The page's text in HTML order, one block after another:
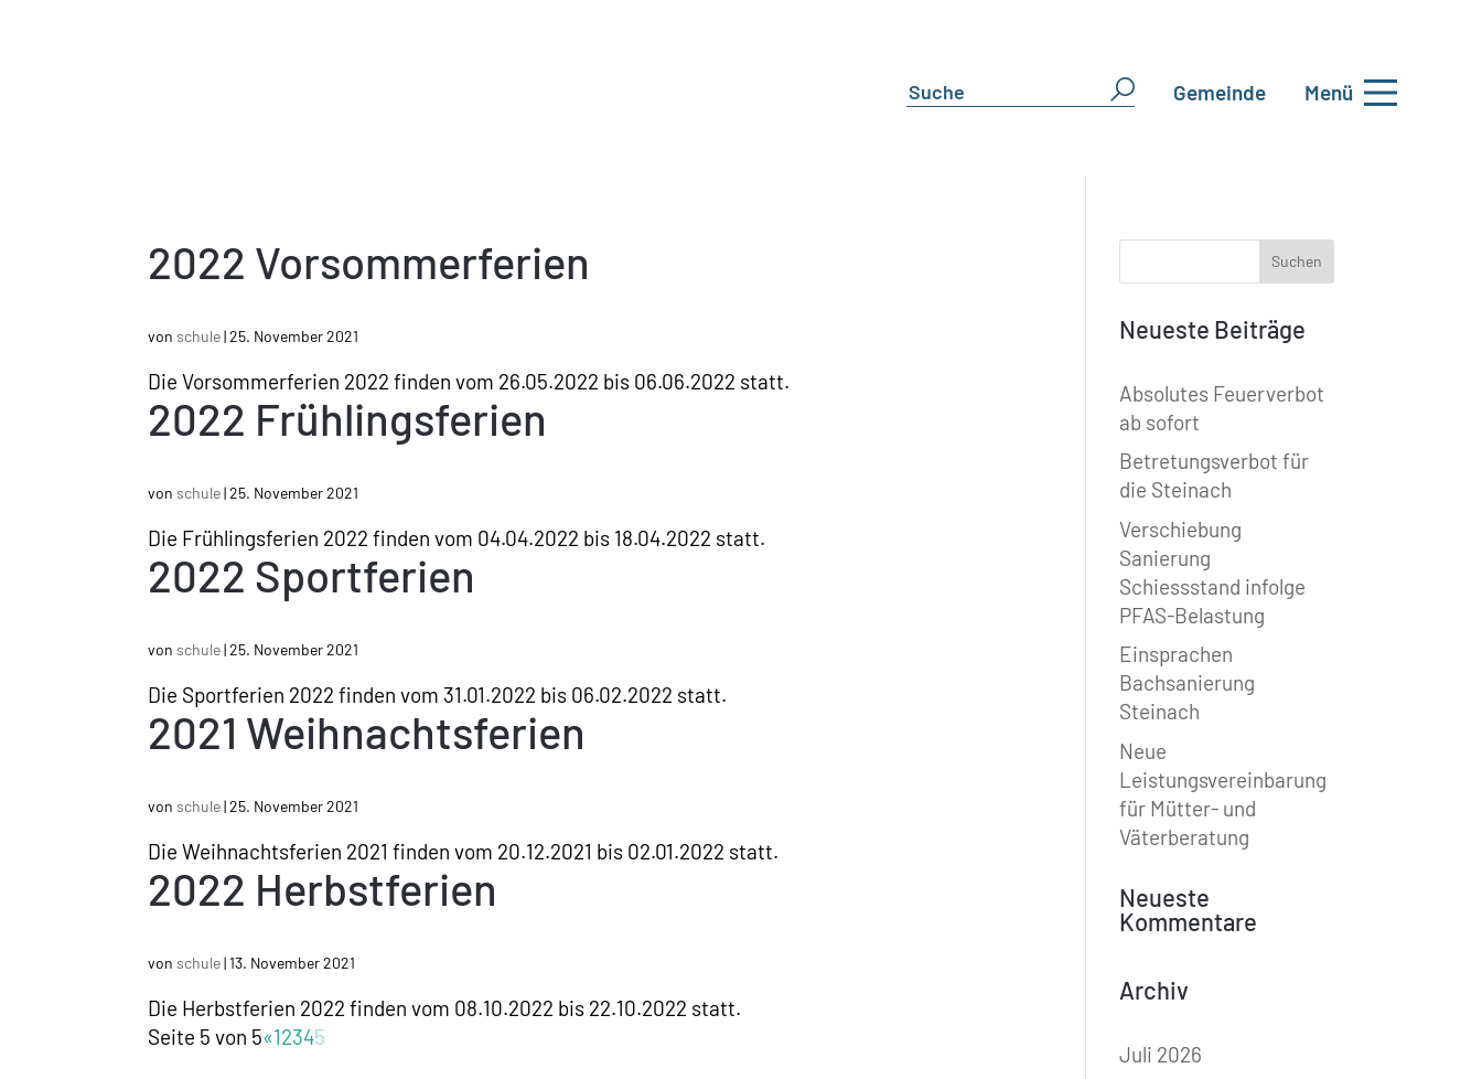
Gemeinde Menü
2022 Vorsommerferien
von schule|25. November 2021
Die Vorsommerferien 2022 finden vom 26.05.2022 bis 06.06.2022 statt.
2022 Frühlingsferien
von schule|25. November 2021
Die Frühlingsferien 2022 finden vom 04.04.2022 bis 18.04.2022 statt.
2022 Sportferien
von schule|25. November 2021
Die Sportferien 2022 finden vom 31.01.2022 bis 06.02.2022 statt.
2021 Weihnachtsferien
von schule|25. November 2021
Die Weihnachtsferien 2021 finden vom 20.12.2021 bis 02.01.2022 statt.
2022 Herbstferien
von schule|13. November 2021
Die Herbstferien 2022 finden vom 08.10.2022 bis 22.10.2022 statt.
Seite 5 von 5«12345
Neueste Beiträge
Absolutes Feuerverbot
ab sofort
Betretungsverbot für
die Steinach
Verschiebung
Sanierung
Schiessstand infolge
PFAS-Belastung
Einsprachen
Bachsanierung
Steinach
Neue
Leistungsvereinbarung
für Mütter- und
Väterberatung
Neueste
Kommentare
Archiv
Juli 2026